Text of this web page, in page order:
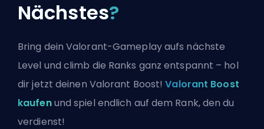
Nächstes?
Bring dein Valorant-Gameplay aufs nächste
Level und climb die Ranks ganz entspannt – hol
dir jetzt deinen Valorant Boost!Valorant Boost
kaufenund spiel endlich auf dem Rank, den du
verdienst!